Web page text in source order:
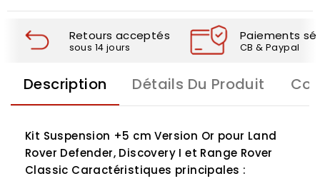
Retours acceptés
sous 14 jours
Paiements
CB & Paypal
Description Détails Du Produit
Kit Suspension +5 cm Version Or pour Land
Rover Defender, Discovery I et Range Rover
Classic Caractéristiques principales :